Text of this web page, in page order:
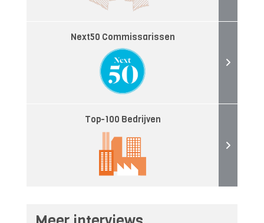
Next50 Commissarissen
Top-100 Bedrijven